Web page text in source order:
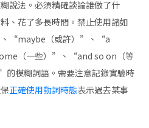
法。必須精確談論誰做了什
、花了多長時間。禁止使用諸如
“maybe（或許）”、“a
（一些）”、“and so on（等
模糊詞語。需要注意記錄實驗時
正確使用動詞時態表示過去某事